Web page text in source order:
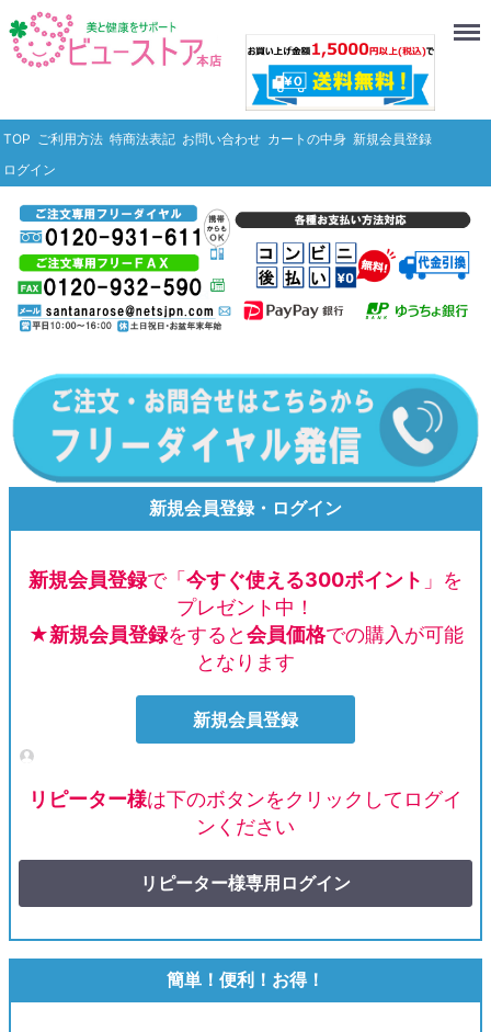
Menu
TOP ご利用方法 特商法表記 お問い合わせ カートの中身 新規会員登録
ログイン
新規会員登録・ログイン
新規会員登録で「 今すぐ使える300ポイント 」を
プレゼント中！
★新規会員登録をすると会員価格での購入が可能
となります
新規会員登録
リピーター様は下のボタンをクリックしてログイ
ンください
リピーター様専用ログイン
簡単！便利！お得！